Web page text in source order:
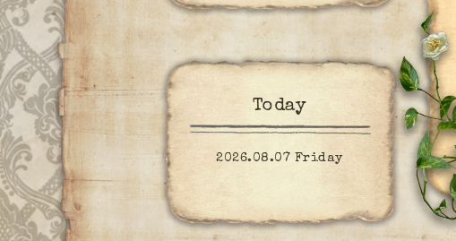
Today
2026.08.07 Friday